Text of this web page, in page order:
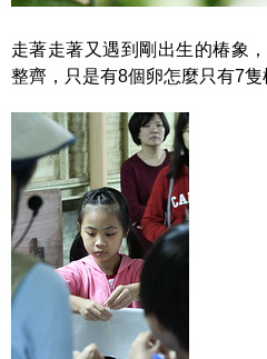
走著走著又遇到剛出生的椿象
整齊，只是有8個卵怎麼只有7隻